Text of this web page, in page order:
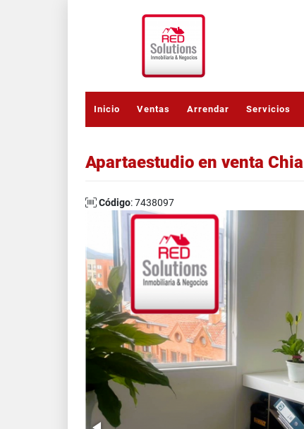
Inicio Ventas Arrendar Servicios
Apartaestudio en venta Chia
Código: 7438097